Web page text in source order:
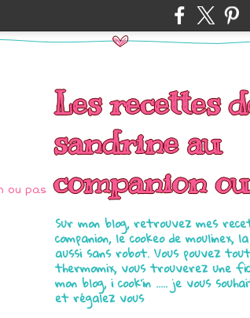
Les recettes
sandrine au
companion
Sur mon blog, retrouvez mes
companion, le cookeo de moulinex,
aussi sans robot. Vous pouvez
thermomix, vous trouverez une
mon blog, i cook'in ..... je vous
et régalez vous